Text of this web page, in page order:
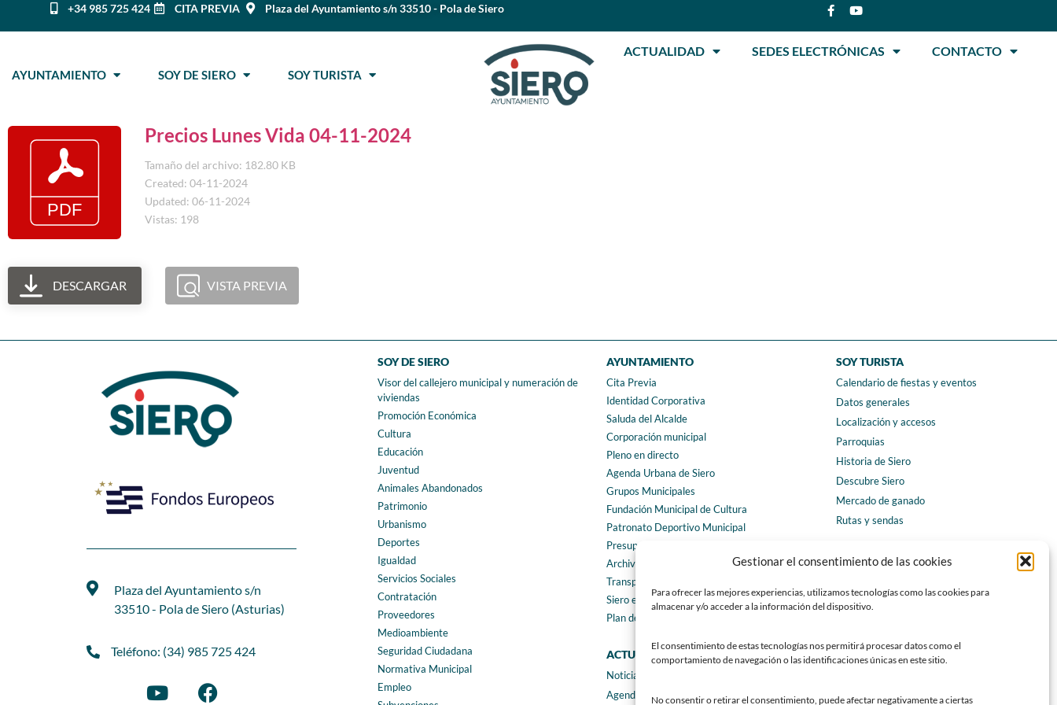
Gestionar el consentimiento de las cookies
Para ofrecer las mejores experiencias, utilizamos tecnologías como las cookies para
almacenar y/o acceder a la información del dispositivo.
El consentimiento de estas tecnologías nos permitirá procesar datos como el
comportamiento de navegación o las identificaciones únicas en este sitio.
No consentir o retirar el consentimiento, puede afectar negativamente a ciertas
+34 985 725 424 CITA PREVIA Plaza del Ayuntamiento s/n 33510 - Pola de Siero
AYUNTAMIENTO SOY DE SIERO SOY TURISTA
ACTUALIDAD SEDES ELECTRÓNICAS CONTACTO
Precios Lunes Vida 04-11-2024
Tamaño del archivo: 182.80 KB
Created: 04-11-2024
Updated: 06-11-2024
Vistas: 198
DESCARGAR VISTA PREVIA
Plaza del Ayuntamiento s/n
33510 - Pola de Siero (Asturias)
Teléfono: (34) 985 725 424
SOY DE SIERO
Visor del callejero municipal y numeración de
viviendas
Promoción Económica
Cultura
Educación
Juventud
Animales Abandonados
Patrimonio
Urbanismo
Deportes
Igualdad
Servicios Sociales
Contratación
Proveedores
Medioambiente
Seguridad Ciudadana
Normativa Municipal
Empleo
AYUNTAMIENTO
Cita Previa
Identidad Corporativa
Saluda del Alcalde
Corporación municipal
Pleno en directo
Agenda Urbana de Siero
Grupos Municipales
Fundación Municipal de Cultura
Patronato Deportivo Municipal
Presupuestos municipales
Archivo municipal
Transparencia
Siero en Cifras
Plan de igualdad
ACTUALIDAD
Noticias
Agenda
SOY TURISTA
Calendario de fiestas y eventos
Datos generales
Localización y accesos
Parroquias
Historia de Siero
Descubre Siero
Mercado de ganado
Rutas y sendas
CONTACTO
Teléfonos de interés
Formulario de contacto